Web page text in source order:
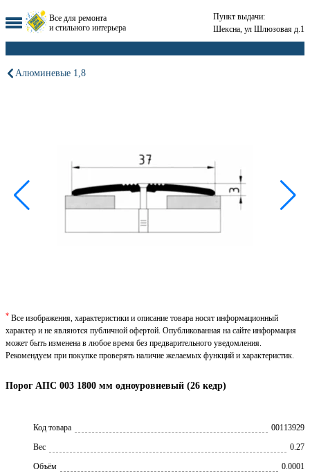
Все для ремонта
и стильного интерьера
Пункт выдачи:
Шексна, ул Шлюзовая д.1
Алюминевые 1,8
Порог АПС 003 1800 мм одноуровневый (26 кедр)
Код товара
00113929
Вес
0.27
Объём
0.0001
* Все изображения, характеристики и описание товара носят информационный
характер и не являются публичной офертой. Опубликованная на сайте информация
может быть изменена в любое время без предварительного уведомления.
Рекомендуем при покупке проверять наличие желаемых функций и характеристик.